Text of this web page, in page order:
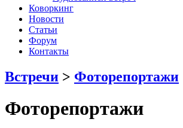
Коворкинг
Новости
Статьи
Форум
Контакты
Встречи > Фоторепортажи
Фоторепортажи